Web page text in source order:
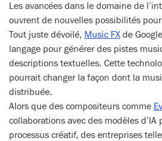
Les avancées dans le domaine de
ouvrent de nouvelles possibilités
Tout juste dévoilé, Music FX de
langage pour générer des pistes
descriptions textuelles. Cette
pourrait changer la façon dont la
distribuée.
Alors que des compositeurs comme
collaborations avec des modèles
processus créatif, des entreprises